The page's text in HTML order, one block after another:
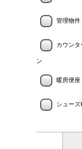
管理物件
カウンタ
ン
暖房便座
シューズ